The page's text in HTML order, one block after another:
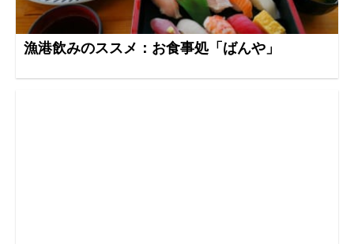
漁港飲みのススメ：お食事処「ばんや」